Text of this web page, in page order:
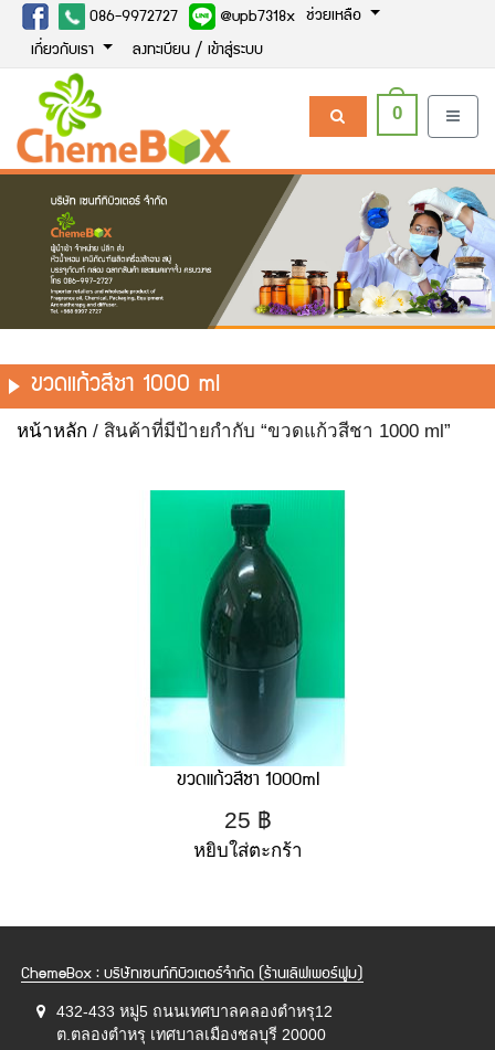
086-9972727 @upb7318x ช่วยเหลือ
เกี่ยวกับเรา ลงทะเบียน / เข้าสู่ระบบ
0
ขวดแก้วสีชา 1000 ml
หน้าหลัก / สินค้าที่มีป้ายกำกับ “ขวดแก้วสีชา 1000 ml”
ขวดแก้วสีชา 1000ml
25 ฿
หยิบใส่ตะกร้า
ChemeBox : บริษัทเซนท์ทิบิวเตอร์จำกัด (ร้านเลิฟเพอร์ฟูม)
432-433 หมู่5 ถนนเทศบาลคลองตำหรุ12
ต.ตลองตำหรุ เทศบาลเมืองชลบุรี 20000